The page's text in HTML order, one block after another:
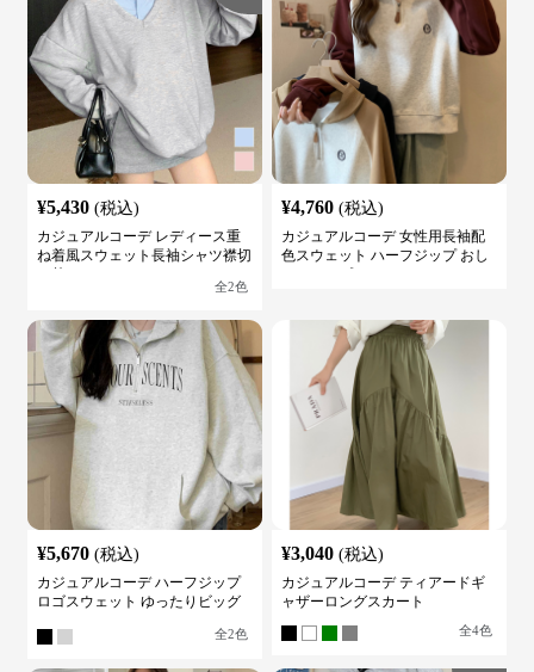
¥5,430 (税込)
カジュアルコーデ レディース重
ね着風スウェット長袖シャツ襟切
全2色
¥4,760 (税込)
カジュアルコーデ 女性用長袖配
色スウェット ハーフジップ おし
¥5,670 (税込)
カジュアルコーデ ハーフジップ
ロゴスウェット ゆったりビッグ
全2色
¥3,040 (税込)
カジュアルコーデ ティアードギ
ャザーロングスカート
全4色